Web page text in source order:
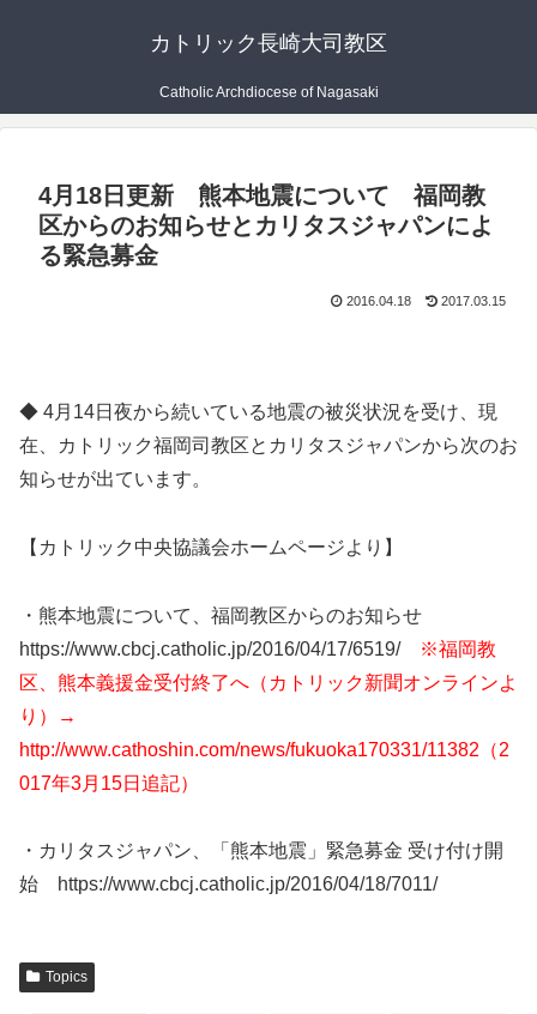
カトリック長崎大司教区
Catholic Archdiocese of Nagasaki
4月18日更新 熊本地震について 福岡教
区からのお知らせとカリタスジャパンによ
る緊急募金
2016.04.18 2017.03.15
◆ 4月14日夜から続いている地震の被災状況を受け、現
在、カトリック福岡司教区とカリタスジャパンから次のお
知らせが出ています。
【カトリック中央協議会ホームページより】
・熊本地震について、福岡教区からのお知らせ
https://www.cbcj.catholic.jp/2016/04/17/6519/
※福岡教
区、熊本義援金受付終了へ（カトリック新聞オンラインよ
り）→
http://www.cathoshin.com/news/fukuoka170331/11382（2
017年3月15日追記）
・カリタスジャパン、「熊本地震」緊急募金 受け付け開
始 https://www.cbcj.catholic.jp/2016/04/18/7011/
Topics